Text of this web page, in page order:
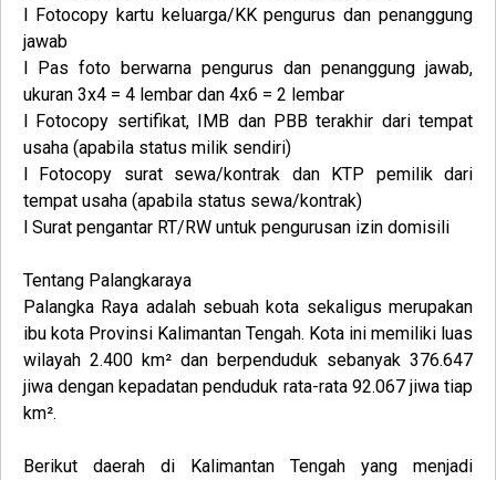
l Fotocopy kartu keluarga/KK pengurus dan penanggung
jawab
l Pas foto berwarna pengurus dan penanggung jawab,
ukuran 3x4 = 4 lembar dan 4x6 = 2 lembar
l Fotocopy sertifikat, IMB dan PBB terakhir dari tempat
usaha (apabila status milik sendiri)
l Fotocopy surat sewa/kontrak dan KTP pemilik dari
tempat usaha (apabila status sewa/kontrak)
l Surat pengantar RT/RW untuk pengurusan izin domisili
Tentang Palangkaraya
Palangka Raya adalah sebuah kota sekaligus merupakan
ibu kota Provinsi Kalimantan Tengah. Kota ini memiliki luas
wilayah 2.400 km² dan berpenduduk sebanyak 376.647
jiwa dengan kepadatan penduduk rata-rata 92.067 jiwa tiap
km².
Berikut daerah di Kalimantan Tengah yang menjadi